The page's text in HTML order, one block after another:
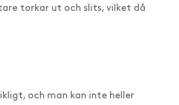
torkar ut och slits, vilket då
och man kan inte heller